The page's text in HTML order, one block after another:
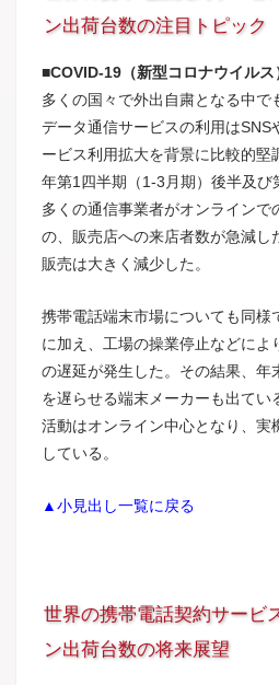
ン出荷台数の注目トピック
■COVID-19（新型コロナウイルス
多くの国々で外出自粛となる中で
データ通信サービスの利用はSNS
ービス利用拡大を背景に比較的堅
年第1四半期（1-3月期）後半及び
多くの通信事業者がオンラインで
の、販売店への来店者数が急減し
販売は大きく減少した。
携帯電話端末市場についても同様
に加え、工場の操業停止などによ
の遅延が発生した。その結果、年
を遅らせる端末メーカーも出てい
活動はオンライン中心となり、実
している。
▲小見出し一覧に戻る
世界の携帯電話契約サービ
ン出荷台数の将来展望